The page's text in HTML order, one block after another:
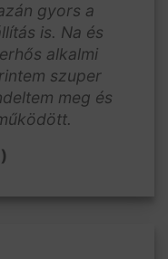
gyors a
is. Na és
alkalmi
szuper
meg és